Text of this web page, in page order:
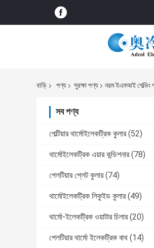
বাড়ি পণ্য সুরক্ষা পণ্য নরম ইএমআই
সব পণ্য
পেল্টিয়ার থার্মোইলেকট্রিক কুলার (52)
থার্মোইলেকট্রিক এয়ার কন্ডিশনার (78)
পেলটিয়ার প্লেট কুলার (74)
থার্মোইলেকট্রিক লিকুইড কুলার (49)
থার্মো-ইলেকট্রিক ওয়াটার চিলার (20)
পেলটিয়ার থার্মো ইলেকট্রিক বাথ (14)